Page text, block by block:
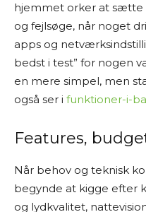
hjemmet orker at
og fejlsøge, når noget
apps og
bedst i test” for nogen
en mere simpel, men
også ser i funktioner-i-
Features,
Når behov og teknisk
begynde at kigge efter
og lydkvalitet,